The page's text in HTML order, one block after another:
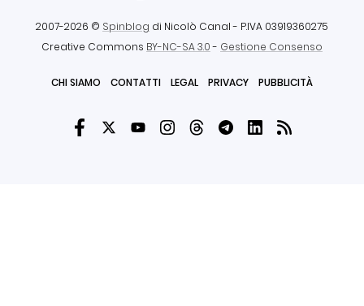
2007-2026 © Spinblog di Nicolò Canal - P.IVA 03919360275
Creative Commons BY-NC-SA 3.0- Gestione Consenso
CHI SIAMO CONTATTI LEGAL PRIVACY PUBBLICITÀ